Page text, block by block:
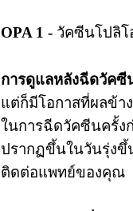
OPA 1 - วัคซีนโปลิโ
การดูแลหลังฉีดวัคซี
แต่ก็มีโอกาสที่ผลข้า
ในการฉีดวัคซีนครั้ง
ปรากฏขึ้นในวันรุ่งขึ้
ติดต่อแพทย์ของคุณ